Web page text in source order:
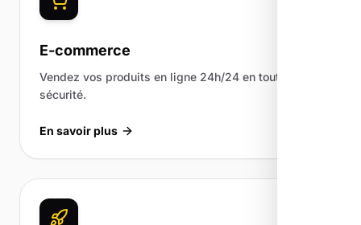
E-commerce
Vendez vos produits en ligne 24h/24 en toute
sécurité.
En savoir plus